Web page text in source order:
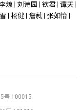
燎 | 刘诗园 | 钦君 | 谭天 |
| 杨健 | 詹蕤 | 张如怡 |
号 100015